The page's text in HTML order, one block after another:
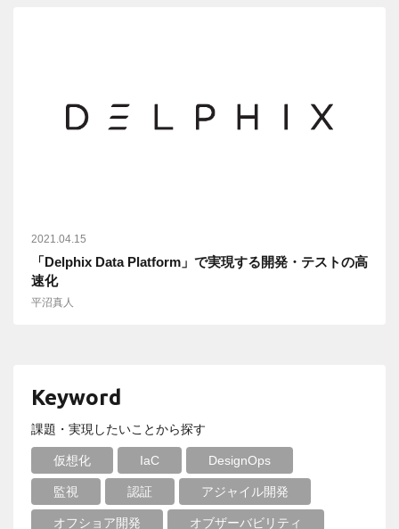
2021.04.15
「Delphix Data Platform」で実現する開発・テストの高
速化
平沼真人
Keyword
課題・実現したいことから探す
仮想化 IaC DesignOps
監視 認証 アジャイル開発
オフショア開発 オブザーバビリティ